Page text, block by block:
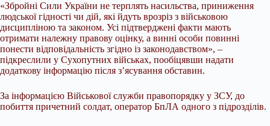
«Збройні Сили України не терплять насильства, приниження
людської гідності чи дій, які йдуть врозріз з військовою
дисципліною та законом. Усі підтверджені факти мають
отримати належну правову оцінку, а винні особи повинні
понести відповідальність згідно із законодавством», –
підкреслили у Сухопутних військах, пообіцявши надати
додаткову інформацію після з’ясування обставин.
За інформацією Військової служби правопорядку у ЗСУ, до
побиття причетний солдат, оператор БпЛА одного з підрозділів.